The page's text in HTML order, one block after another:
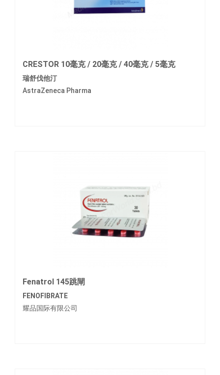
CRESTOR 10毫克 / 20毫克 / 40毫克 / 5毫克
瑞舒伐他汀
AstraZeneca Pharma
Fenatrol 145跳閘
FENOFIBRATE
耀品国际有限公司